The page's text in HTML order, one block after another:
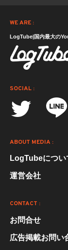
WE ARE :
LogTube|国内最大の
SOCIAL :
ABOUT MEDIA :
LogTubeについ
運営会社
CONTACT :
お問合せ
広告掲載お問い